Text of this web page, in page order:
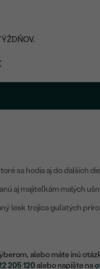
sa hodia aj do ďalších
aj majiteľkám malých
lesk trojica guľatých
alebo máte inú
205 120alebo napíšte na